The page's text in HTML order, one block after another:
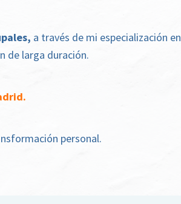
a través de mi especialización en
de larga duración.
personal.